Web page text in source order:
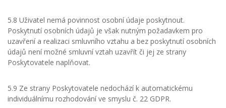
5.8 Uživatel nemá povinnost osobní údaje poskytnout.
Poskytnutí osobních údajů je však nutným požadavkem pro
uzavření a realizaci smluvního vztahu a bez poskytnutí osobních
údajů není možné smluvní vztah uzavřít či jej ze strany
Poskytovatele naplňovat.
5.9 Ze strany Poskytovatele nedochází k automatickému
individuálnímu rozhodování ve smyslu č. 22 GDPR.